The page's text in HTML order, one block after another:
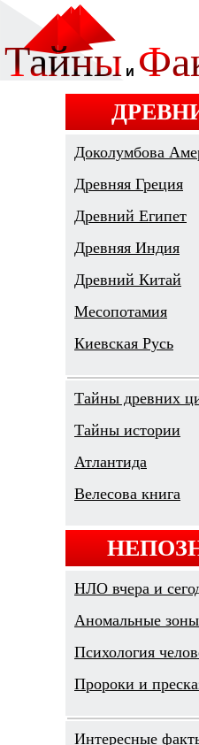
Доколумбова
Древняя Греция
Древний Египет
Древняя Индия
Древний Китай
Месопотамия
Киевская Русь
Тайны древних
Тайны истории
Атлантида
Велесова книга
НЛО вчера и
Аномальные
Психология
Пророки и
Интересные